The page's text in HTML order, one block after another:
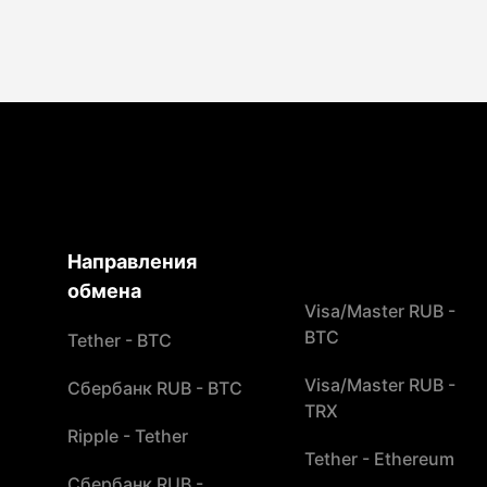
Направления
обмена
Tether - BTC
Сбербанк RUB - BTC
Ripple - Tether
Visa/Master RUB -
BTC
Visa/Master RUB -
TRX
Tether - Ethereum